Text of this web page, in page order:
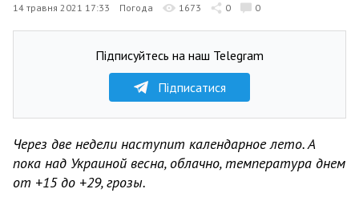
14 травня 2021 17:33 Погода 1673 0 0
Підписуйтесь на наш Telegram
Підписатися
Через две недели наступит календарное лето. А
пока над Украиной весна, облачно, температура днем
от +15 до +29, грозы.